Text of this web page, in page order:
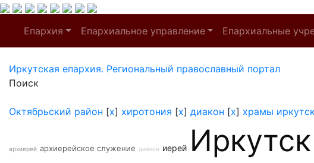
Епархия Епархиальное управление Епархиальные
Иркутская епархия. Региональный православный портал
Поиск
Октябрьский район [x] хиротония [x] диакон [x] храмы
архиерей архиерейское служение диакон иерей Иркутск